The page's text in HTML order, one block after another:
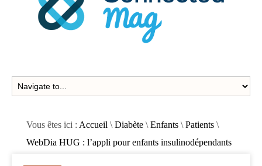
Vous êtes ici : Accueil \ Diabète \ Enfants \ Patients \
WebDia HUG : l’appli pour enfants insulinodépendants